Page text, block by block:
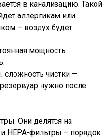
в канализацию. Такой
аллергикам или
– воздух будет
мощность
чистки —
нужно после
Они делятся на
HEPA-фильтры – порядок